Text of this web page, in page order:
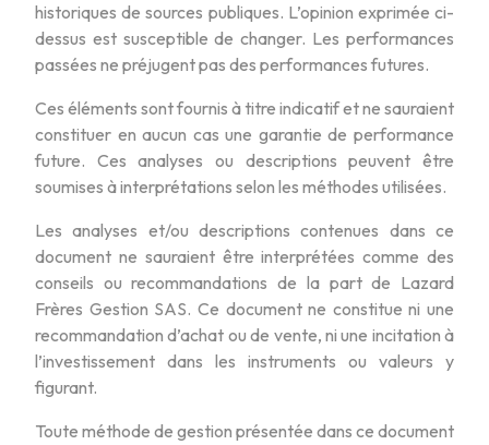
historiques de sources publiques. L’opinion exprimée ci-
dessus est susceptible de changer. Les performances
passées ne préjugent pas des performances futures.
Ces éléments sont fournis à titre indicatif et ne sauraient
constituer en aucun cas une garantie de performance
future. Ces analyses ou descriptions peuvent être
soumises à interprétations selon les méthodes utilisées.
Les analyses et/ou descriptions contenues dans ce
document ne sauraient être interprétées comme des
conseils ou recommandations de la part de Lazard
Frères Gestion SAS. Ce document ne constitue ni une
recommandation d’achat ou de vente, ni une incitation à
l’investissement dans les instruments ou valeurs y
figurant.
Toute méthode de gestion présentée dans ce document